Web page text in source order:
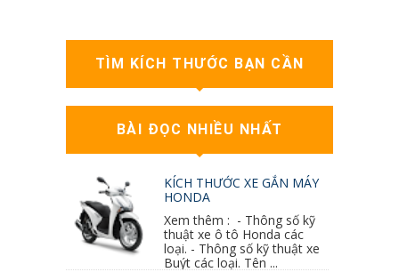
TÌM KÍCH THƯỚC BẠN CẦN
BÀI ĐỌC NHIỀU NHẤT
KÍCH THƯỚC XE GẮN MÁY
HONDA
Xem thêm : - Thông số kỹ
thuật xe ô tô Honda các
loại. - Thông số kỹ thuật xe
Buýt các loại. Tên ...